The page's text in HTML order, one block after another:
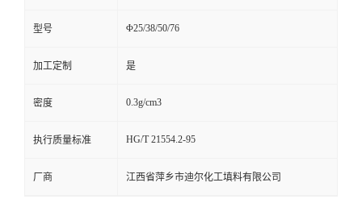
型号 Φ25/38/50/76
加工定制 是
密度 0.3g/cm3
执行质量标准 HG/T 21554.2-95
厂商 江西省萍乡市迪尔化工填料有限公司